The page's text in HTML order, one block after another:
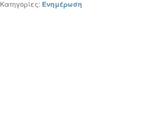
Κατηγορίες: Ενημέρωση